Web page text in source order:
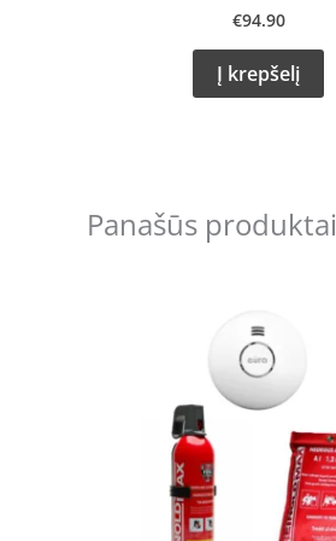
€94.90
Į krepšelį
Panašūs produktai